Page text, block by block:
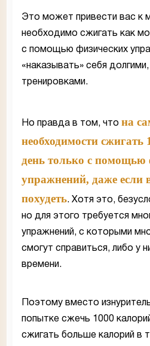
Это может привести вас к
необходимо сжигать как
с помощью физических
«наказывать» себя
тренировками.
Но правда в том, что на
необходимости сжигать
день только с помощью
упражнений, даже если
похудеть. Хотя это,
но для этого требуется
упражнений, с которыми
смогут справиться, либо у
времени.
Поэтому вместо
попытке сжечь 1000
сжигать больше калорий в